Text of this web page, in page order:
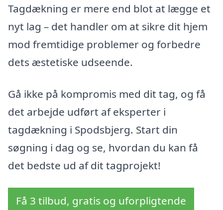
Tagdækning er mere end blot at lægge et
nyt lag – det handler om at sikre dit hjem
mod fremtidige problemer og forbedre
dets æstetiske udseende.
Gå ikke på kompromis med dit tag, og få
det arbejde udført af eksperter i
tagdækning i Spodsbjerg. Start din
søgning i dag og se, hvordan du kan få
det bedste ud af dit tagprojekt!
Få 3 tilbud, gratis og uforpligtende